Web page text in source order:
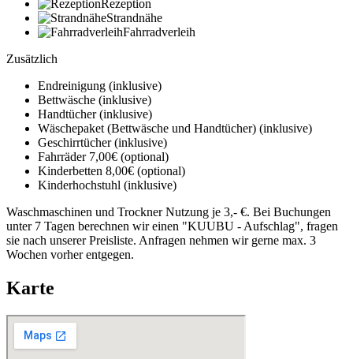
Rezeption
Strandnähe
Fahrradverleih
Zusätzlich
Endreinigung (inklusive)
Bettwäsche (inklusive)
Handtücher (inklusive)
Wäschepaket (Bettwäsche und Handtücher) (inklusive)
Geschirrtücher (inklusive)
Fahrräder 7,00€ (optional)
Kinderbetten 8,00€ (optional)
Kinderhochstuhl (inklusive)
Waschmaschinen und Trockner Nutzung je 3,- €. Bei Buchungen
unter 7 Tagen berechnen wir einen "KUUBU - Aufschlag", fragen
sie nach unserer Preisliste. Anfragen nehmen wir gerne max. 3
Wochen vorher entgegen.
Karte